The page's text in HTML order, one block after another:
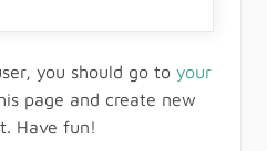
you should go to your
page and create new
Have fun!